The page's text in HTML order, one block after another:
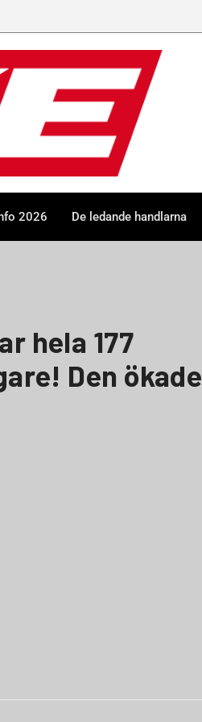
2026 De ledande handlarna
hela 177
Den ökade